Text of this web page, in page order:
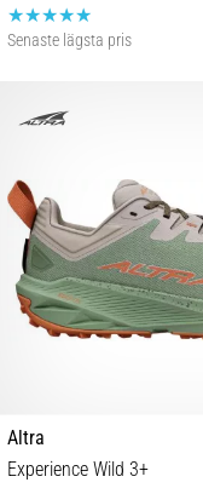
Senaste lägsta pris
Altra
Experience Wild 3+